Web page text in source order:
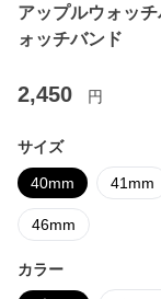
アップルウォッ
ォッチバンド
2,450 円
サイズ
40mm 41mm
46mm
カラー